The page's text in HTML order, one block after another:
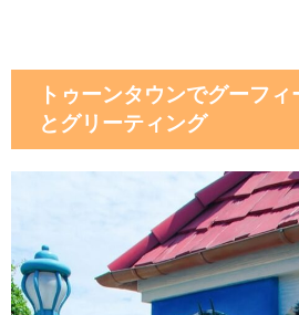
トゥーンタウンでグーフ
とグリーティング